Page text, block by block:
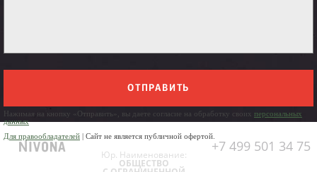
ОТПРАВИТЬ
Нажимая на кнопку «Отправить», вы даете согласие на обработку своих персональных
данных
Для правообладателей | Сайт не является публичной офертой.
+7 499 501 34 75
Юр. Наименование:
ОБЩЕСТВО